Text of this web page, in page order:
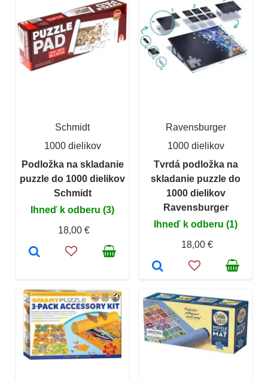
Schmidt
1000 dielikov
Podložka na skladanie
puzzle do 1000 dielikov
Schmidt
Ihneď k odberu (3)
18,00 €
Ravensburger
1000 dielikov
Tvrdá podložka na
skladanie puzzle do
1000 dielikov
Ravensburger
Ihneď k odberu (1)
18,00 €